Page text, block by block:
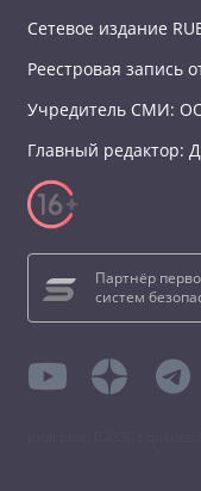
Сетевое издание
Реестровая запись
Учредитель СМИ:
Главный редактор:
Партнёр
систем